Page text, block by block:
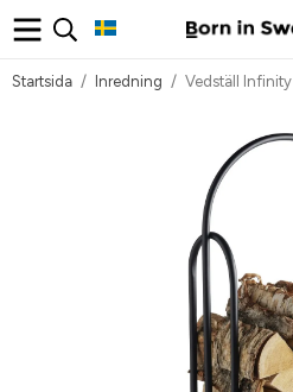
Startsida / Inredning / Vedställ Infinity